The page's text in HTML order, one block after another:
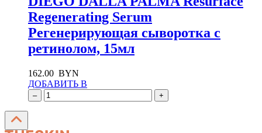
Regenerating Serum
Регенерирующая сыворотка с
ретинолом, 15мл
162.00 BYN
ДОБАВИТЬ В
– +